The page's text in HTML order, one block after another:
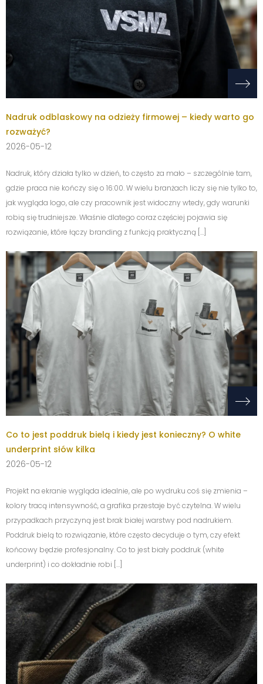
Nadruk odblaskowy na odzieży firmowej – kiedy warto go
rozważyć?
2026-05-12
Nadruk, który działa tylko w dzień, to często za mało – szczególnie tam,
gdzie praca nie kończy się o 16:00. W wielu branżach liczy się nie tylko to,
jak wygląda logo, ale czy pracownik jest widoczny wtedy, gdy warunki
robią się trudniejsze. Właśnie dlatego coraz częściej pojawia się
rozwiązanie, które łączy branding z funkcją praktyczną […]
Co to jest poddruk bielą i kiedy jest konieczny? O white
underprint słów kilka
2026-05-12
Projekt na ekranie wygląda idealnie, ale po wydruku coś się zmienia –
kolory tracą intensywność, a grafika przestaje być czytelna. W wielu
przypadkach przyczyną jest brak białej warstwy pod nadrukiem.
Poddruk bielą to rozwiązanie, które często decyduje o tym, czy efekt
końcowy będzie profesjonalny. Co to jest biały poddruk (white
underprint) i co dokładnie robi […]